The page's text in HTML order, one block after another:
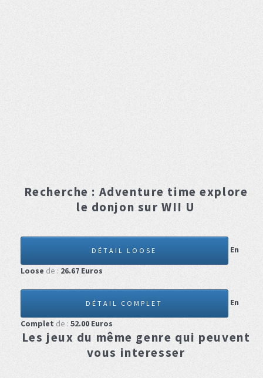
Recherche : Adventure time explore
le donjon sur WII U
DÉTAIL LOOSE
En
Loose de : 26.67 Euros
DÉTAIL COMPLET
En
Complet de : 52.00 Euros
Les jeux du même genre qui peuvent
vous interesser